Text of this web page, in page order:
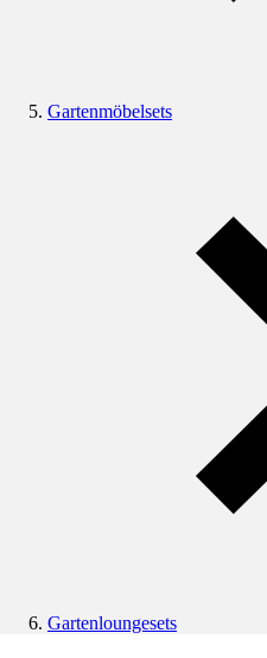
Gartenmöbelsets
Gartenloungesets